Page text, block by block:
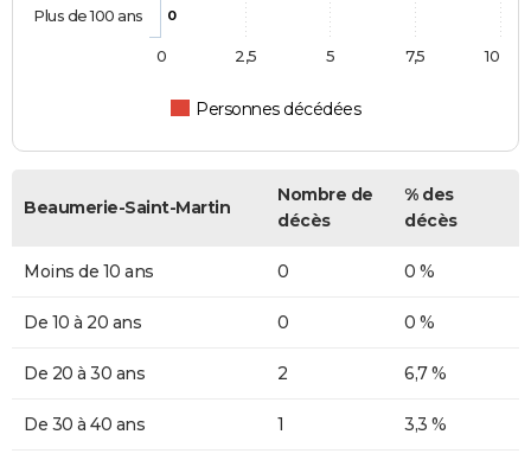
0
Personnes décédées
Plus de 100 ans
0 10
2,5 5 7,5
Beaumerie-Saint-Martin
Nombre de
décès
% des
décès
Moins de 10 ans 0 0 %
De 10 à 20 ans 0 0 %
De 20 à 30 ans 2 6,7 %
De 30 à 40 ans 1 3,3 %